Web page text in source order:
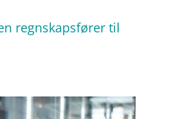
regnskapsfører til